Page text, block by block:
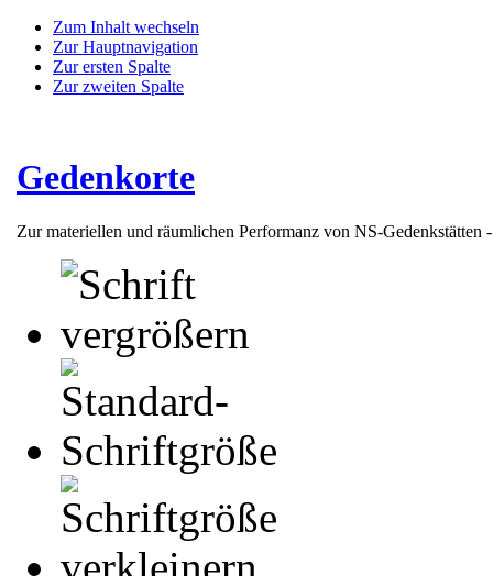
Zum Inhalt wechseln
Zur Hauptnavigation
Zur ersten Spalte
Zur zweiten Spalte
Gedenkorte
Zur materiellen und räumlichen Performanz von NS-Gedenkstätten